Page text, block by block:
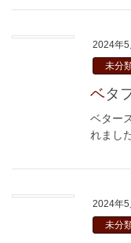
2024年5
未分
ベ
ベター
れまし
2024年5
未分